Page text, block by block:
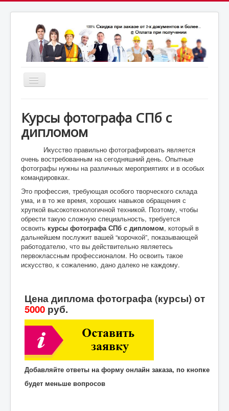
Включить/
СПБ: +7(812)987-53-69
Курсы фотографа СПб с
дипломом
Икусство правильно фотографировать является
очень востребованным на сегодняшний день. Опытные
фотографы нужны на различных мероприятиях и в особых
командировках.
Это профессия, требующая особого творческого склада
ума, и в то же время, хороших навыков обращения с
хрупкой высокотехнологичной техникой. Поэтому, чтобы
обрести такую сложную специальность, требуется
освоить курсы фотографа СПб с дипломом, который в
дальнейшем послужит вашей “корочкой”, показывающей
работодателю, что вы действительно являетесь
первоклассным профессионалом. Но освоить такое
искусство, к сожалению, дано далеко не каждому.
Цена диплома фотографа (курсы) от
5000 руб.
Добавляйте ответы на форму онлайн заказа, по кнопке
будет меньше вопросов